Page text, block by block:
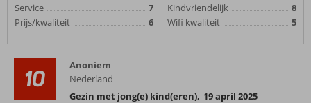
Service
7
Prijs/kwaliteit
6
Kindvriendelijk
8
Wifi kwaliteit
5
10
Anoniem
Nederland
Gezin met jong(e) kind(eren), 19 april 2025